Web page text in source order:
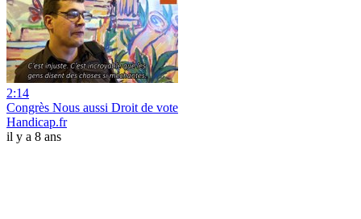
2:14
Congrès Nous aussi Droit de vote
Handicap.fr
il y a 8 ans